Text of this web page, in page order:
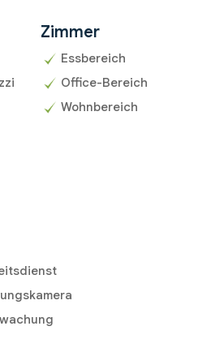
Zimmer
Essbereich
Office-Bereich
Wohnbereich